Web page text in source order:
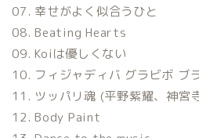
07. 幸せがよく似合うひと
08. Beating Hearts
09. Koiは優しくない
10. フィジャディバ グラビボ ブ
11. ツッパリ魂 (平野紫耀、神宮
12. Body Paint